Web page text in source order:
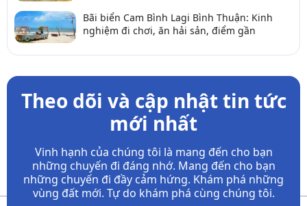
Bãi biển Cam Bình Lagi Bình Thuận: Kinh
nghiệm đi chơi, ăn hải sản, điểm gần
Theo dõi và cập nhật tin tức
mới nhất
Vinh hạnh của chúng tôi là mang đến cho bạn
những chuyến đi đáng nhớ. Mang đến cho bạn
những chuyến đi đầy cảm hứng. Khám phá những
vùng đất mới. Tự do khám phá cùng chúng tôi.